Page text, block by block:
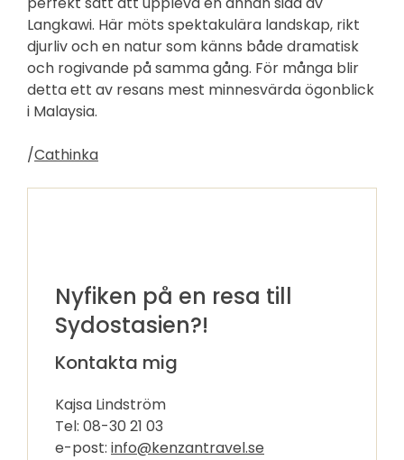
Langkawi. Här möts spektakulära landskap, rikt
djurliv och en natur som känns både dramatisk
och rogivande på samma gång. För många blir
detta ett av resans mest minnesvärda ögonblick
i Malaysia.
/Cathinka
Nyfiken på en resa till
Sydostasien?!
Kontakta mig
Kajsa Lindström
Tel: 08-30 21 03
e-post: info@kenzantravel.se